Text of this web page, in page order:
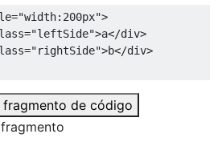
="width: 200px">
="leftSide">a</div>
="rightSide">b</div>
fragmento de código